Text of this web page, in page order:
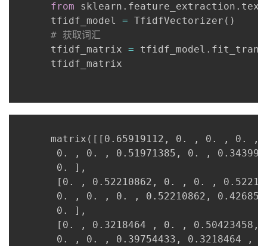
from sklearn . feature_extraction .
      tfidf_model
= TfidfVectorizer ( )
# 获取词汇
      tfidf_matrix
= tfidf_model .
      tfidf_matrix
matrix([[0.65919112, 0. , 0. , 0. ,
0. , 0. , 0.51971385, 0. ,
       0. ],
[0. , 0.52210862, 0. , 0. ,
0. , 0. , 0. , 0.52210862,
       0. ],
[0. , 0.3218464 , 0. , 0.50423458,
0. , 0. , 0.39754433, 0.3218464 ,